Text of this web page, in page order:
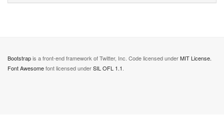
Bootstrapis a front-end framework of Twitter, Inc. Code licensed underMIT License.
Font Awesomefont licensed underSIL OFL 1.1